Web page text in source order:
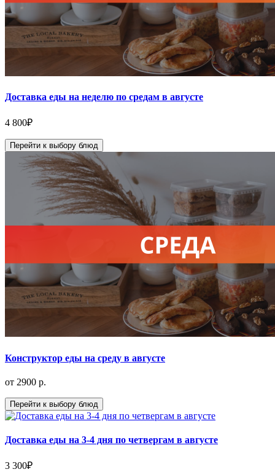
Доставка еды на неделю по средам в августе
4 800₽
Перейти к выбору блюд
Конструктор еды на среду в августе
от 2900 р.
Перейти к выбору блюд
Доставка еды на 3-4 дня по четвергам в августе
3 300₽